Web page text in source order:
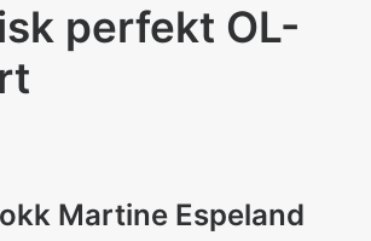
perfekt OL-
Martine Espeland